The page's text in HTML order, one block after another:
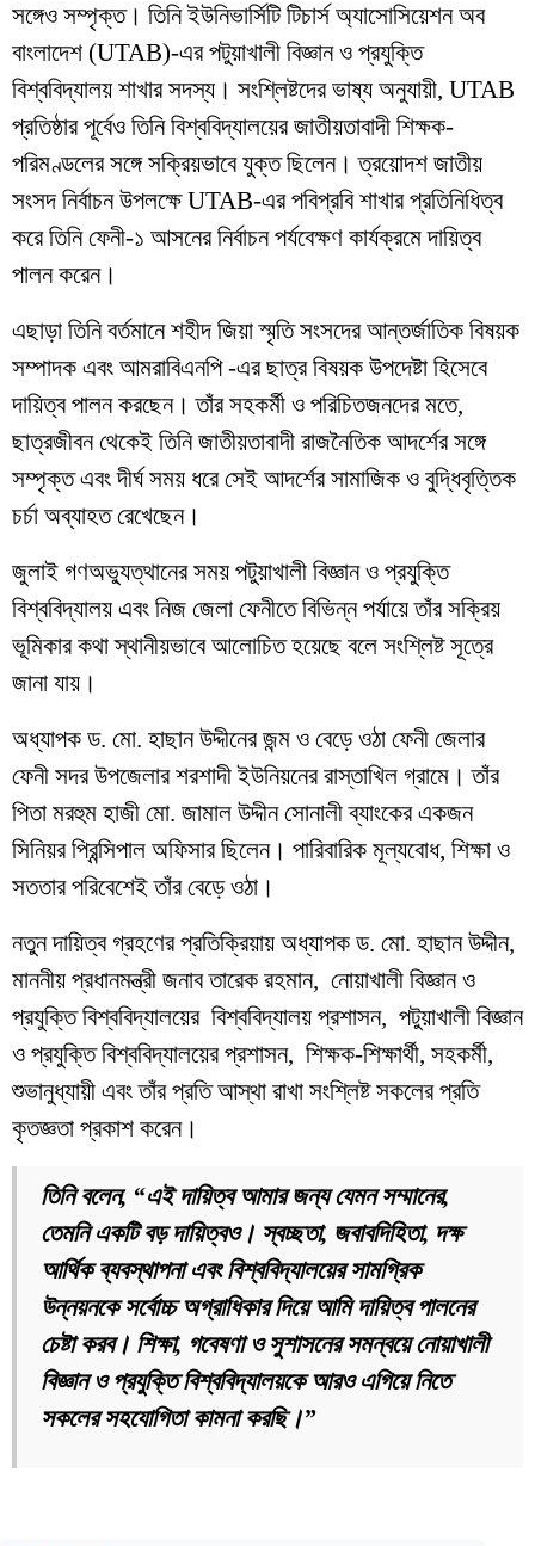
সঙ্গেও সম্পৃক্ত। তিনি ইউনিভার্সিটি টিচার্স অ্যাসোসিয়েশন অব
বাংলাদেশ (UTAB)-এর পটুয়াখালী বিজ্ঞান ও প্রযুক্তি
বিশ্ববিদ্যালয় শাখার সদস্য। সংশ্লিষ্টদের ভাষ্য অনুযায়ী, UTAB
প্রতিষ্ঠার পূর্বেও তিনি বিশ্ববিদ্যালয়ের জাতীয়তাবাদী শিক্ষক-
পরিমণ্ডলের সঙ্গে সক্রিয়ভাবে যুক্ত ছিলেন। ত্রয়োদশ জাতীয়
সংসদ নির্বাচন উপলক্ষে UTAB-এর পবিপ্রবি শাখার প্রতিনিধিত্ব
করে তিনি ফেনী-১ আসনের নির্বাচন পর্যবেক্ষণ কার্যক্রমে দায়িত্ব
পালন করেন।
এছাড়া তিনি বর্তমানে শহীদ জিয়া স্মৃতি সংসদের আন্তর্জাতিক বিষয়ক
সম্পাদক এবং আমরাবিএনপি -এর ছাত্র বিষয়ক উপদেষ্টা হিসেবে
দায়িত্ব পালন করছেন। তাঁর সহকর্মী ও পরিচিতজনদের মতে,
ছাত্রজীবন থেকেই তিনি জাতীয়তাবাদী রাজনৈতিক আদর্শের সঙ্গে
সম্পৃক্ত এবং দীর্ঘ সময় ধরে সেই আদর্শের সামাজিক ও বুদ্ধিবৃত্তিক
চর্চা অব্যাহত রেখেছেন।
জুলাই গণঅভ্যুত্থানের সময় পটুয়াখালী বিজ্ঞান ও প্রযুক্তি
বিশ্ববিদ্যালয় এবং নিজ জেলা ফেনীতে বিভিন্ন পর্যায়ে তাঁর সক্রিয়
ভূমিকার কথা স্থানীয়ভাবে আলোচিত হয়েছে বলে সংশ্লিষ্ট সূত্রে
জানা যায়।
অধ্যাপক ড. মো. হাছান উদ্দীনের জন্ম ও বেড়ে ওঠা ফেনী জেলার
ফেনী সদর উপজেলার শরশাদী ইউনিয়নের রাস্তাখিল গ্রামে। তাঁর
পিতা মরহুম হাজী মো. জামাল উদ্দীন সোনালী ব্যাংকের একজন
সিনিয়র প্রিন্সিপাল অফিসার ছিলেন। পারিবারিক মূল্যবোধ, শিক্ষা ও
সততার পরিবেশেই তাঁর বেড়ে ওঠা।
নতুন দায়িত্ব গ্রহণের প্রতিক্রিয়ায় অধ্যাপক ড. মো. হাছান উদ্দীন,
মাননীয় প্রধানমন্ত্রী জনাব তারেক রহমান, নোয়াখালী বিজ্ঞান ও
প্রযুক্তি বিশ্ববিদ্যালয়ের বিশ্ববিদ্যালয় প্রশাসন, পটুয়াখালী বিজ্ঞান
ও প্রযুক্তি বিশ্ববিদ্যালয়ের প্রশাসন, শিক্ষক-শিক্ষার্থী, সহকর্মী,
শুভানুধ্যায়ী এবং তাঁর প্রতি আস্থা রাখা সংশ্লিষ্ট সকলের প্রতি
কৃতজ্ঞতা প্রকাশ করেন।
তিনি বলেন, “এই দায়িত্ব আমার জন্য যেমন সম্মানের,
তেমনি একটি বড় দায়িত্বও। স্বচ্ছতা, জবাবদিহিতা, দক্ষ
আর্থিক ব্যবস্থাপনা এবং বিশ্ববিদ্যালয়ের সামগ্রিক
উন্নয়নকে সর্বোচ্চ অগ্রাধিকার দিয়ে আমি দায়িত্ব পালনের
চেষ্টা করব। শিক্ষা, গবেষণা ও সুশাসনের সমন্বয়ে নোয়াখালী
বিজ্ঞান ও প্রযুক্তি বিশ্ববিদ্যালয়কে আরও এগিয়ে নিতে
সকলের সহযোগিতা কামনা করছি।”